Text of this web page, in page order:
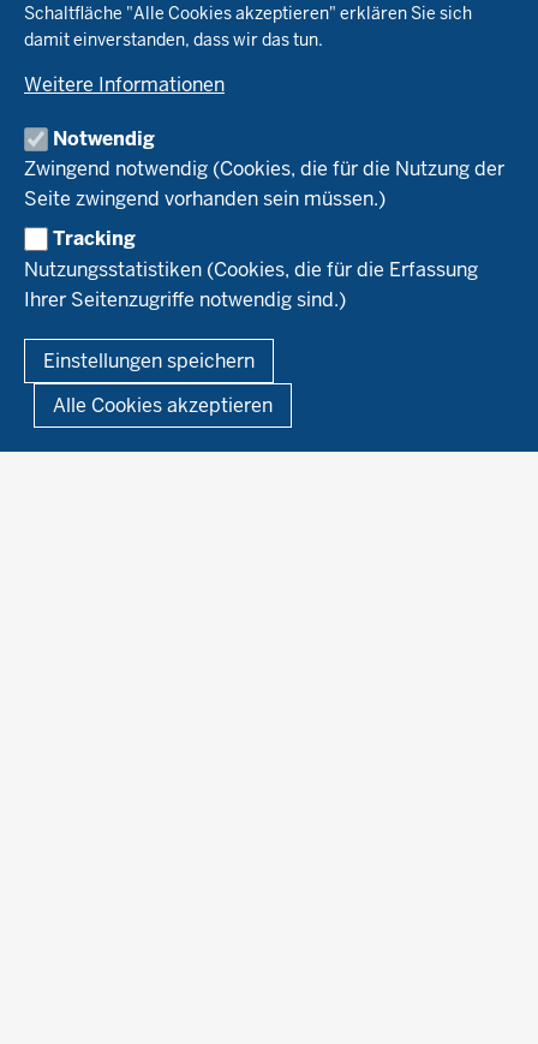
Schaltfläche "Alle Cookies akzeptieren" erklären Sie sich
damit einverstanden, dass wir das tun.
Weitere Informationen
Notwendig
Zwingend notwendig (Cookies, die für die Nutzung der
Seite zwingend vorhanden sein müssen.)
Tracking
Nutzungsstatistiken (Cookies, die für die Erfassung
Ihrer Seitenzugriffe notwendig sind.)
Einstellungen speichern
Alle Cookies akzeptieren
Tierhaltung
Markt
Umstellung
Recht
Landwirtschaftskammer NRW
Bioland
Naturland
Versuche
Leitbetriebe Ökologischer Landbau
Versuchsbetriebe
WRRL-Modellbetriebe
Kontakte Versuchswesen
Aktuelles
Arbeitsschwerpunkte
Material & Kontakt
Ökoschule in Kleve
Ausbildungsbetriebe
Berufsausbildung
Forschung
Projekte Ökoteam
Forschungsergebnisse
Service
Kontakt
Newsletter
Demonstrationsbetriebe Ökologischer Landbau
Links
Fußzeile
Impressum Datenschutzerklärung